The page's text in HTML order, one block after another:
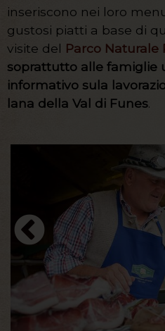
inseriscono nei loro
gustosi piatti a base di
visite del Parco Naturale
soprattutto alle famiglie
informativo sula
lana della Val di Funes.